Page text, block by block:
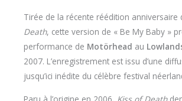
Tirée de la récente réédition anniversaire
Death, cette version de « Be My Baby »
performance de Motörhead au
2007. L’enregistrement est issu d’une
jusqu’ici inédite du célèbre festival